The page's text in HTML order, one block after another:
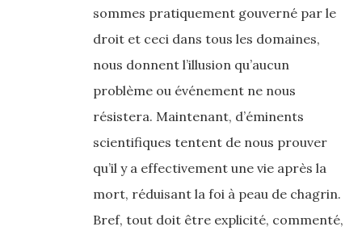
sommes pratiquement gouverné par le
droit et ceci dans tous les domaines,
nous donnent l’illusion qu’aucun
problème ou événement ne nous
résistera. Maintenant, d’éminents
scientifiques tentent de nous prouver
qu’il y a effectivement une vie après la
mort, réduisant la foi à peau de chagrin.
Bref, tout doit être explicité, commenté,